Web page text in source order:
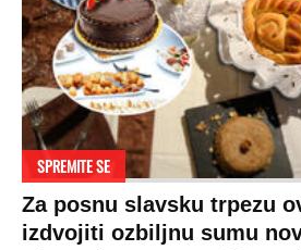
Sudbine
LIFESTYLE
Život
Stil
Ljubav
Zdravlje
Hi-Tech
Kultura
SVET
Planeta
Globalno zagrevanje
Hrvatska
BiH
Crna Gora
Makedonija
Auto